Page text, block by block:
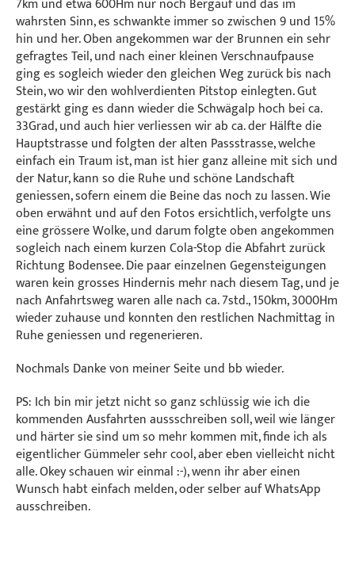
7km und etwa 600Hm nur noch Bergauf und das im
wahrsten Sinn, es schwankte immer so zwischen 9 und 15%
hin und her. Oben angekommen war der Brunnen ein sehr
gefragtes Teil, und nach einer kleinen Verschnaufpause
ging es sogleich wieder den gleichen Weg zurück bis nach
Stein, wo wir den wohlverdienten Pitstop einlegten. Gut
gestärkt ging es dann wieder die Schwägalp hoch bei ca.
33Grad, und auch hier verliessen wir ab ca. der Hälfte die
Hauptstrasse und folgten der alten Passstrasse, welche
einfach ein Traum ist, man ist hier ganz alleine mit sich und
der Natur, kann so die Ruhe und schöne Landschaft
geniessen, sofern einem die Beine das noch zu lassen. Wie
oben erwähnt und auf den Fotos ersichtlich, verfolgte uns
eine grössere Wolke, und darum folgte oben angekommen
sogleich nach einem kurzen Cola-Stop die Abfahrt zurück
Richtung Bodensee. Die paar einzelnen Gegensteigungen
waren kein grosses Hindernis mehr nach diesem Tag, und je
nach Anfahrtsweg waren alle nach ca. 7std., 150km, 3000Hm
wieder zuhause und konnten den restlichen Nachmittag in
Ruhe geniessen und regenerieren.
Nochmals Danke von meiner Seite und bb wieder.
PS: Ich bin mir jetzt nicht so ganz schlüssig wie ich die
kommenden Ausfahrten aussschreiben soll, weil wie länger
und härter sie sind um so mehr kommen mit, finde ich als
eigentlicher Gümmeler sehr cool, aber eben vielleicht nicht
alle. Okey schauen wir einmal :-), wenn ihr aber einen
Wunsch habt einfach melden, oder selber auf WhatsApp
ausschreiben.